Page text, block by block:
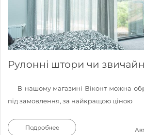
Рулонні штори чи
В нашому магазині Віконт можна
під замовлення, за найкращою ціною
Подробнее